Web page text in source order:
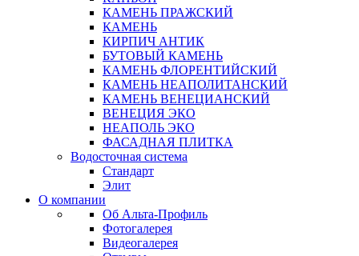
КАМЕНЬ ПРАЖСКИЙ
КАМЕНЬ
КИРПИЧ АНТИК
БУТОВЫЙ КАМЕНЬ
КАМЕНЬ ФЛОРЕНТИЙСКИЙ
КАМЕНЬ НЕАПОЛИТАНСКИЙ
КАМЕНЬ ВЕНЕЦИАНСКИЙ
ВЕНЕЦИЯ ЭКО
НЕАПОЛЬ ЭКО
ФАСАДНАЯ ПЛИТКА
Водосточная система
Стандарт
Элит
О компании
Об Альта-Профиль
Фотогалерея
Видеогалерея